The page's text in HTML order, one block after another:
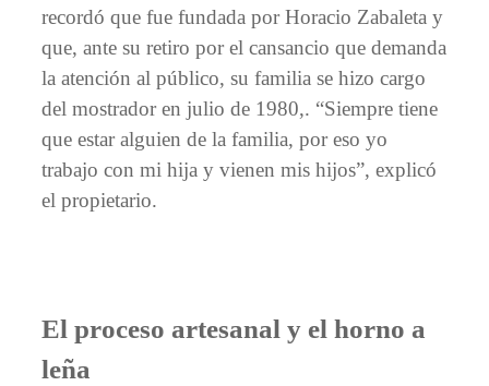
recordó que fue fundada por Horacio Zabaleta y
que, ante su retiro por el cansancio que demanda
la atención al público, su familia se hizo cargo
del mostrador en julio de 1980,. “Siempre tiene
que estar alguien de la familia, por eso yo
trabajo con mi hija y vienen mis hijos”, explicó
el propietario.
El proceso artesanal y el horno a
leña